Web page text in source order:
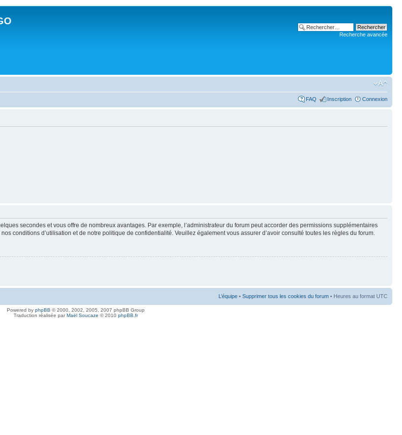
Recherche avancée
FAQ Inscription Connexion
secondes et vous offre de nombreux avantages. Par exemple, l’administrateur du forum peut accorder des permissions supplémentaires
conditions d’utilisation et de notre politique de confidentialité. Veuillez également vous assurer d’avoir consulté toutes les règles du forum.
L’équipe • Supprimer tous les cookies du forum • Heures au format UTC
Powered by phpBB © 2000, 2002, 2005, 2007 phpBB Group
Traduction réalisée parMaël Soucaze © 2010 phpBB.fr